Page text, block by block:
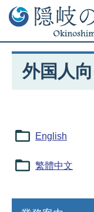
外国人
English
繁體中文